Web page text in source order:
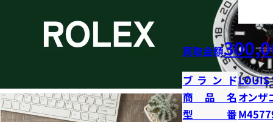
買取金額
ブランドLOUIS
商品名 オンザ
型番